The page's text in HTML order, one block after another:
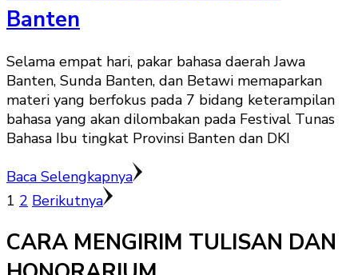
Banten
Selama empat hari, pakar bahasa daerah Jawa
Banten, Sunda Banten, dan Betawi memaparkan
materi yang berfokus pada 7 bidang keterampilan
bahasa yang akan dilombakan pada Festival Tunas
Bahasa Ibu tingkat Provinsi Banten dan DKI
Baca Selengkapnya
Paginasi
pos
Halaman
1 Halaman
2 Berikutnya
CARA MENGIRIM TULISAN DAN